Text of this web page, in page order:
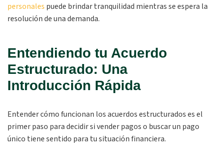
personales puede brindar tranquilidad mientras se espera la
resolución de una demanda.
Entendiendo tu Acuerdo
Estructurado: Una
Introducción Rápida
Entender cómo funcionan los acuerdos estructurados es el
primer paso para decidir si vender pagos o buscar un pago
único tiene sentido para tu situación financiera.